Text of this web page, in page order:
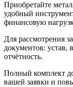
Приобретайте
удобный
финансовую
Для рассмотрения
документов: устав,
отчётность.
Полный комплект
вашей заявки и